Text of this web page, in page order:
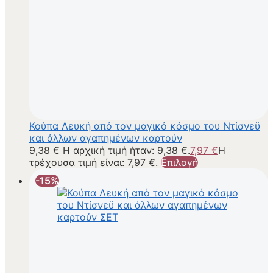
Κούπα Λευκή από τον μαγικό κόσμο του Ντίσνεϋ
και άλλων αγαπημένων καρτούν
9,38€ Η αρχική τιμή ήταν: 9,38 €.7,97 €Η
τρέχουσα τιμή είναι: 7,97 €. Επιλογή
-15%